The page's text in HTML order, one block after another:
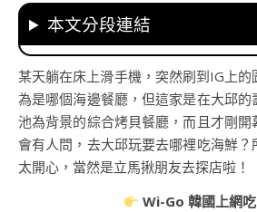
本文分段連結
某天躺在床上滑手機，突然刷到IG上的圖片一驚！沒細看還以
為是哪個海邊餐廳，但這家是在大邱
池為背景的綜合烤貝餐廳，而且才剛開
會有人問，去大邱玩要去哪裡吃海鮮
太開心，當然是立馬揪朋友去探店啦！
Wi-Go韓國上網